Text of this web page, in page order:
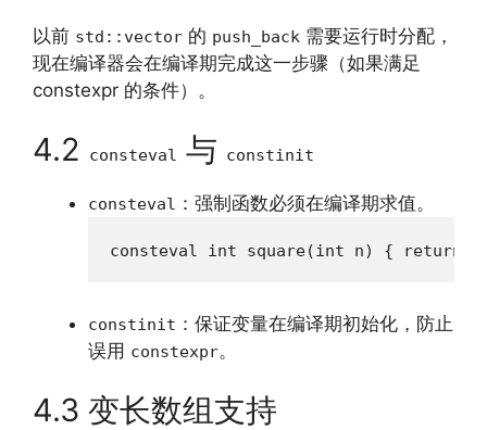
以前 std::vector 的 push_back 需要运行时分配，
现在编译器会在编译期完成这一步骤（如果满足
constexpr 的条件）。
4.2 consteval 与 constinit
consteval ：强制函数必须在编译期求值。
consteval int square(int n) { return
constinit ：保证变量在编译期初始化，防止
误用 constexpr。
4.3 变长数组支持